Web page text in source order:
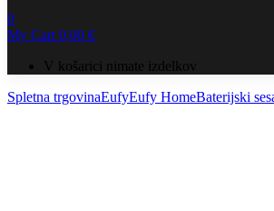
0
My Cart0,00 €
V košarici nimate izdelkov
Spletna trgovinaEufyEufy HomeBaterijski